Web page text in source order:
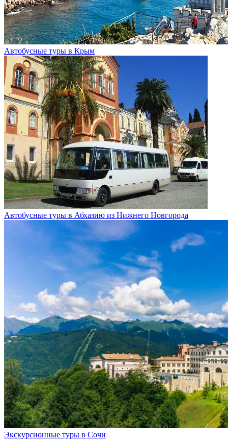
Автобусные туры в Крым
Автобусные туры в Абхазию из Нижнего Новгорода
Экскурсионные туры в Сочи